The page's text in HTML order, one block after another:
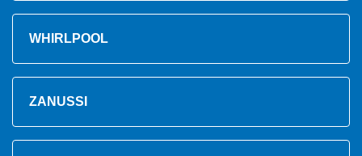
WHIRLPOOL
ZANUSSI